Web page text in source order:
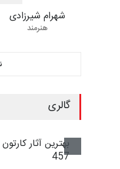
شهرام شیرزادی
هنرمند
گالری
بهترین آثار
457